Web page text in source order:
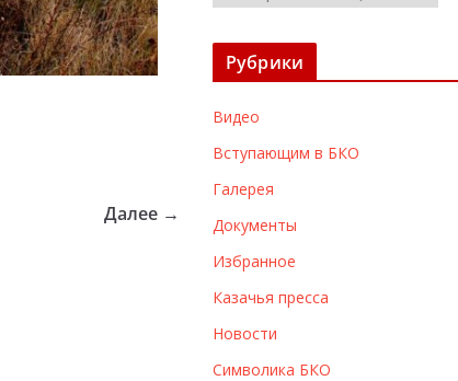
Далее →
р
х
ы
Рубрики
Видео
Вступающим в БКО
Галерея
Документы
Избранное
Казачья пресса
Новости
Символика БКО